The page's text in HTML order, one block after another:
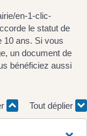
en-1-clic-
le statut de
10 ans. Si vous
un document de
bénéficiez aussi
Tout déplier